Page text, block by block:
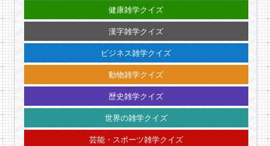
健康雑学クイズ
漢字雑学クイズ
ビジネス雑学クイズ
動物雑学クイズ
歴史雑学クイズ
世界の雑学クイズ
芸能・スポーツ雑学クイズ